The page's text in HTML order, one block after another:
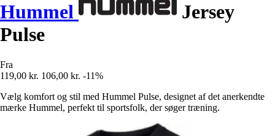
Hummel
Jersey
Pulse
Fra
119,00 kr. 106,00 kr. -11%
Vælg komfort og stil med Hummel Pulse, designet af det anerkendte
mærke Hummel, perfekt til sportsfolk, der søger træning.